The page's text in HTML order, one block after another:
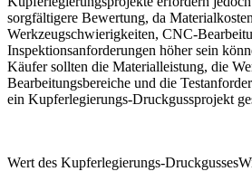
sorgfältigere Bewertung, da
Werkzeugschwierigkeiten, CNC-
Inspektionsanforderungen höher sein
Käufer sollten die Materialleistung, die
Bearbeitungsbereiche und die
ein Kupferlegierungs-Druckgussprojekt
Wert des Kupferlegierungs-Druckgusses